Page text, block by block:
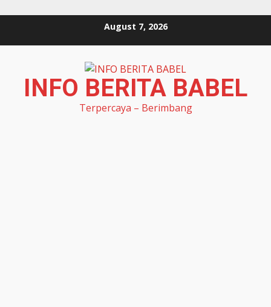
August 7, 2026
INFO BERITA BABEL
Terpercaya – Berimbang